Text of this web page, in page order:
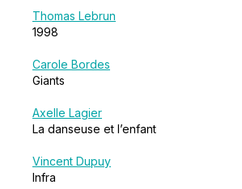
Thomas Lebrun
1998
Carole Bordes
Giants
Axelle Lagier
La danseuse et l’enfant
Vincent Dupuy
Infra